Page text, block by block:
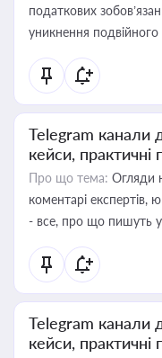
податкових
уникнення
Telegram канали
кейси, практичні
Про що тема: Огляди
коментарі експертів,
- все, про що пишуть у
Telegram канали
кейси, практичні